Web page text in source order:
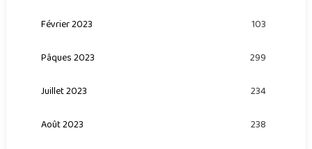
Février 2023 103
Pâques 2023 299
Juillet 2023 234
Août 2023 238